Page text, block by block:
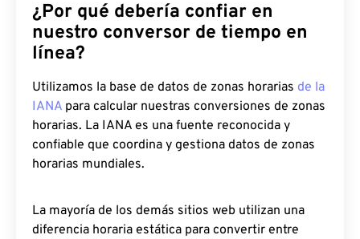
¿Por qué debería confiar en
nuestro conversor de tiempo en
línea?
Utilizamos la base de datos de zonas horarias de la
IANA para calcular nuestras conversiones de zonas
horarias. La IANA es una fuente reconocida y
confiable que coordina y gestiona datos de zonas
horarias mundiales.
La mayoría de los demás sitios web utilizan una
diferencia horaria estática para convertir entre